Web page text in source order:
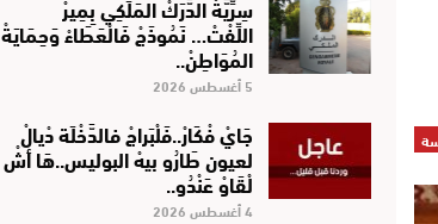
سِرِّيَّةْ الدَّرَكْ المَلَكِي بِمِيرْ
اللِّفْتْ… نَمُوذَجْ فَالْعَطَاءْ وَحِمَايَةْ
المُوَاطِنْ..
5 أغسطس 2026
جَايْ فْكَارْ..فَلْبَراجْ فالدَّخْلَة دْيالْ
لعيون طَارُو بيهْ البوليس..هَا أشْ
لْقَاوْ عَنْدُو..
4 أغسطس 2026